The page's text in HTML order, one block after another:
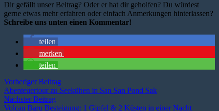
Dir gefällt unser Beitrag? Oder er hat dir geholfen? Du würdest
gerne etwas mehr erfahren oder einfach Anmerkungen hinterlassen?
Schreibe uns unten einen Kommentar!
teilen
merken
teilen
Vorheriger Beitrag
Abenteuertour zu Seekühen in San San Pond Sak
Nächster Beitrag
Volcan Baru Besteigung: 1 Gipfel & 2 Küsten in einer Nacht